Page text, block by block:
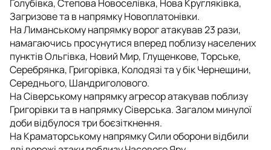
Голубівка, Степова Новоселівка, Нова Кругляківка,
Загризове та в напрямку Новоплатонівки.
На Лиманському напрямку ворог атакував 23 рази,
намагаючись просунутися вперед поблизу населених
пунктів Ольгівка, Новий Мир, Глущенкове, Торське,
Серебрянка, Григорівка, Колодязі та у бік Чернещини,
Середнього, Шандриголового.
На Сіверському напрямку агресор атакував поблизу
Григорівки та в напрямку Сіверська. Загалом минулої
доби відбулося три боєзіткнення.
На Краматорському напрямку Сили оборони відбили